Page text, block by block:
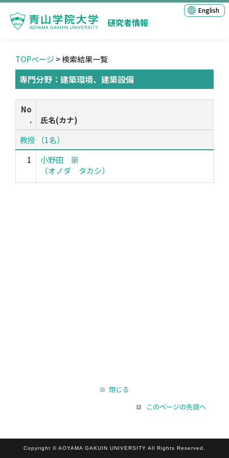
研究者情報
English
TOPページ > 検索結果一覧
専門分野：建築環境、建築設備
No
.
氏名(カナ)
教授 （1名）
1
小野田 崇
（オノダ タカシ）
閉じる
このページの先頭へ
Copyright © AOYAMA GAKUIN UNIVERSITY All Rights Reserved.